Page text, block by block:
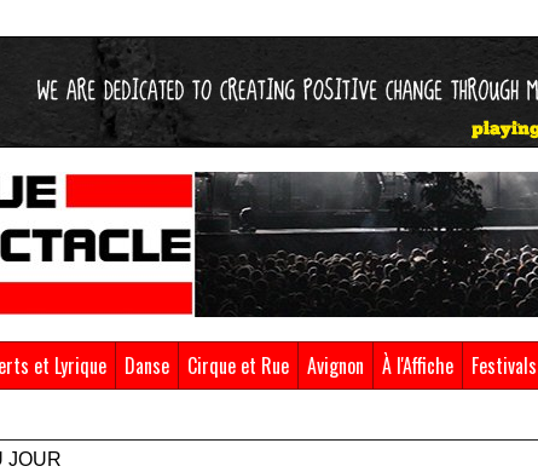
et Lyrique Danse Cirque et Rue Avignon À l'Affiche Festivals
JOUR